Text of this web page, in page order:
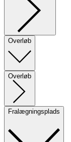
Overløb
Overløb
Fralægningsplads